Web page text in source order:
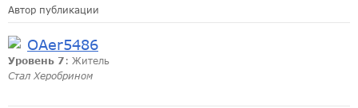
Автор публикации
OAer5486
Уровень 7 : Житель
Стал Херобрином